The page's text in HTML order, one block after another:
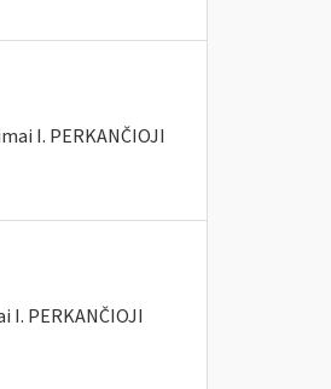
I. PERKANČIOJI
I. PERKANČIOJI